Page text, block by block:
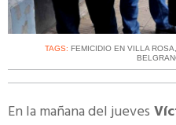
TAGS: FEMICIDIO EN VILLA ROSA,
En la mañana del jueves